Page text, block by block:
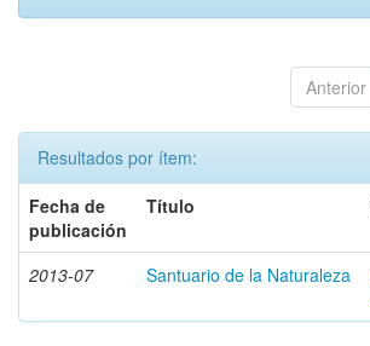
Anterior
Resultados por ítem:
Fecha de
publicación
Título
2013-07 Santuario de la Naturaleza